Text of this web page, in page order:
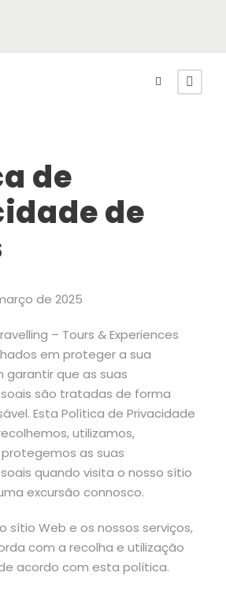
de
de
de 2025
– Tours & Experiences
em proteger a sua
garantir que as suas
são tratadas de forma
Esta Política de Privacidade
utilizamos,
as suas
quando visita o nosso sítio
excursão connosco.
sítio Web e os nossos serviços,
com a recolha e utilização
acordo com esta política.